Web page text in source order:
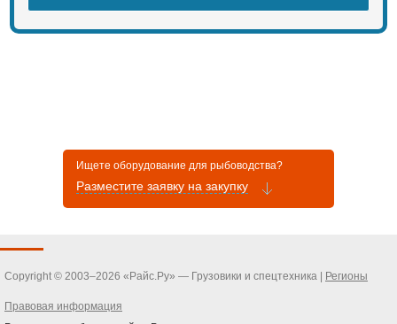
Ищете оборудование для рыбоводства?
Разместите заявку на закупку
Copyright © 2003–2026 «Райс.Ру» — Грузовики и спецтехника | Регионы
Правовая информация